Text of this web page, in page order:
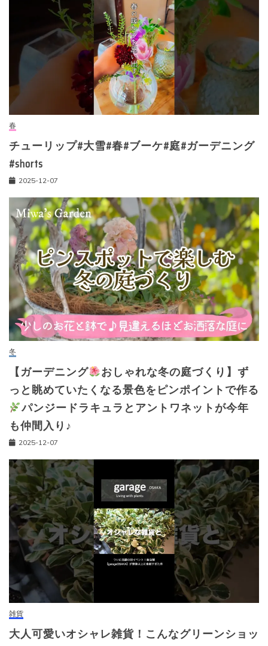
春
チューリップ#大雪#春#ブーケ#庭#ガーデニング
#shorts
2025-12-07
冬
【ガーデニング
おしゃれな冬の庭づくり】ず
っと眺めていたくなる景色をピンポイントで作る
パンジードラキュラとアントワネットが今年
も仲間入り♪
2025-12-07
雑貨
大人可愛いオシャレ雑貨！こんなグリーンショッ